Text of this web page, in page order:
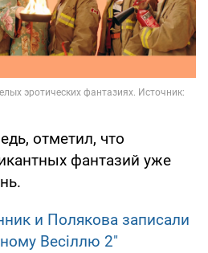
отметил, что
фантазий уже
и Полякова записали
Весіллю 2"